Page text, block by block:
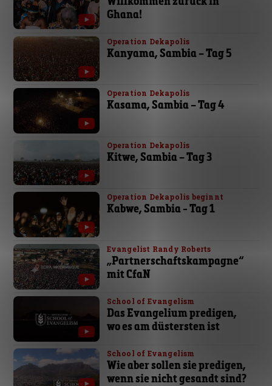
Ghana!
Operation Dekapolis
Kanyama, Sambia – Tag 5
Operation Dekapolis
Kasama, Sambia – Tag 4
Operation Dekapolis
Kitwe, Sambia – Tag 3
Operation Dekapolis beginnt
Kabwe, Sambia - Tag 1
Evangelist Randy Roberts
„Partnerschaftskampagne“
mit CfaN
School of Evangelism
Das Evangelium predigen,
wo es am düstersten ist
School of Evangelism
Wie aber sollen sie predigen,
wenn sie nicht gesandt sind?